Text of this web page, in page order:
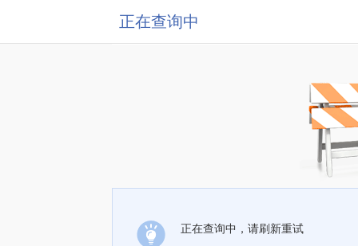
正在查询中
正在查询中，请刷新重试